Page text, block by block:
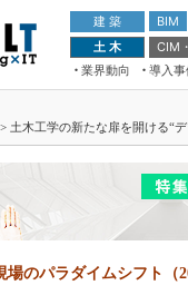
建 築 BIM
土 木
CIM
業界動向
導入事
ドローン
ムチェン
脱3Kか
> 土木工学の新たな扉を開ける“
のパラダイムシフト（